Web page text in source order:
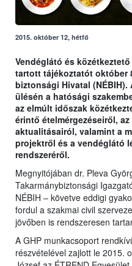
2015. október 12, hétfő
Vendéglátó és
tartott tájékoztatót október
biztonsági Hivatal
ülésén a hatósági
az elmúlt időszak
érintő ételmérgezéseiről,
aktualitásairól, valamint a
projektről és a vendéglátó
rendszeréről.
Megnyitójában dr. Pleva
Takarmánybiztonsági
NÉBIH – követve eddigi
fordul a szakmai civil
jövőben is rendszeresen
A GHP munkacsoport
részvételével zajlott le 2015.